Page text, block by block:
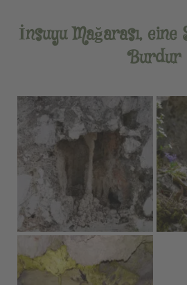
İnsuyu Mağarası, eine
Burdur